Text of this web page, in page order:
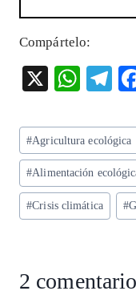
Compártelo:
X
W
ts
A
p
p
T
eg
ra
m
Etiquetas
de
la
entrada:
#Agricultura ecológica
#Alimentación
#Crisis climática #
2